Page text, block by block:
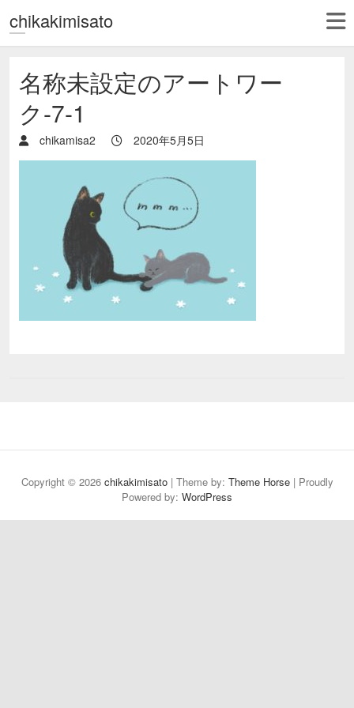
chikakimisato
名称未設定のアートワー
ク-7-1
chikamisa2 2020年5月5日
Copyright © 2026 chikakimisato| Theme by: Theme Horse| Proudly
Powered by: WordPress